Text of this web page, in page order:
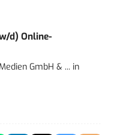
d) Online-
GmbH & ... in